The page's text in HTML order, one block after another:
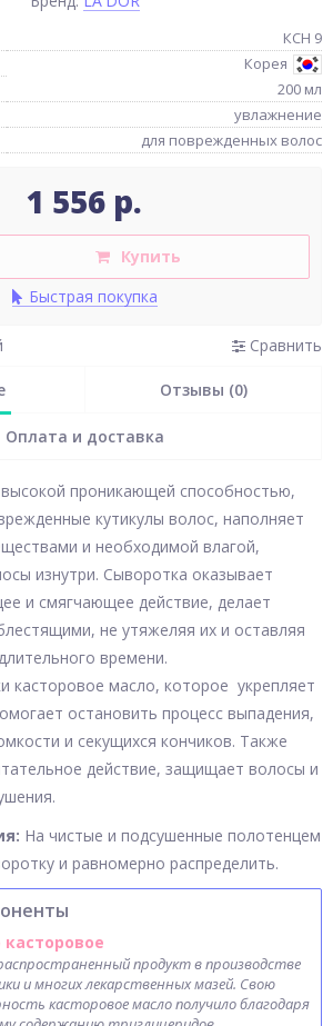
КСН 9
Корея
200 мл
увлажнение
для поврежденных волос
1 556 р.
Купить
Быстрая покупка
Сравнить
Отзывы (0)
Оплата и доставка
проникающей способностью,
кутикулы волос, наполняет
и необходимой влагой,
изнутри. Сыворотка оказывает
и смягчающее действие, делает
не утяжеляя их и оставляя
времени.
касторовое масло, которое укрепляет
остановить процесс выпадения,
и секущихся кончиков. Также
действие, защищает волосы и
На чистые и подсушенные полотенцем
и равномерно распределить.
продукт в производстве
и многих лекарственных мазей. Свою
касторовое масло получило благодаря